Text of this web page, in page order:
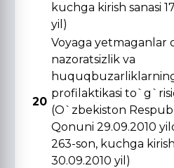
kuchga kirish sanasi
yil)
20
Voyaga yetmaganlar
nazoratsizlik va
profilaktikasi
(O`zbekiston
Qonuni 29.09.2010
263-son, kuchga
30.09.2010 yil)